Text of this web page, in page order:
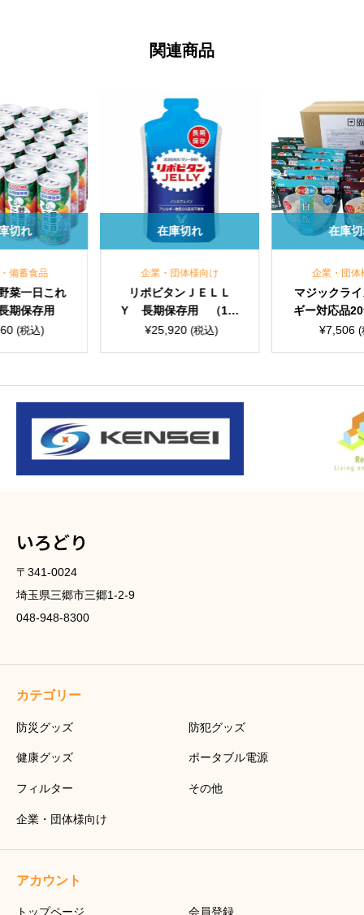
関連商品
企業・団体様向け
リポビタンＪＥＬＬ
Ｙ 長期保存用 （107
¥
在庫切れ
企業・団体様向け
マジックライスアレル
ギー対応品20食セット
¥
いろどり
〒341-0024
埼玉県三郷市三郷1-2-9
048-948-8300
カテゴリー
防災グッズ 防犯グッズ
健康グッズ ポータブル電源
フィルター その他
企業・団体様向け
アカウント
トップページ 会員登録